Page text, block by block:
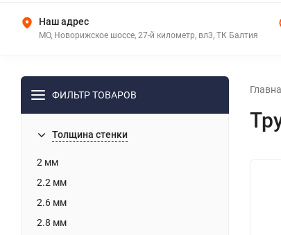
Наш адрес
МО, Новорижское шоссе, 27-й километр, вл3, ТК Балтия
ФИЛЬТР ТОВАРОВ
Толщина стенки
2 мм
2.2 мм
2.6 мм
2.8 мм